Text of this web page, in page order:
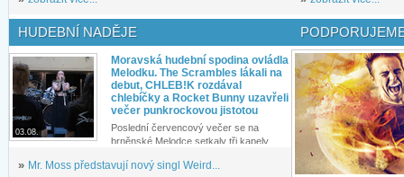
HUDEBNÍ NADĚJE
03.08.
Moravská hudební spodina ovládla
Melodku. The Scrambles lákali na
debut, CHLEB!K rozdával
chlebíčky a Rocket Bunny uzavřeli
večer punkrockovou jistotou
Poslední červencový večer se na
brněnské Melodce setkaly tři kapely...
» Mr. Moss představují nový singl Weird...